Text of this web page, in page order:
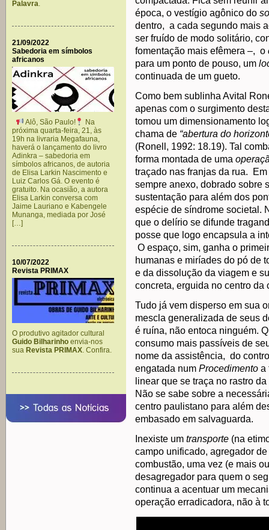
Palavra.
21/09/2022
Sabedoria em símbolos
africanos
Alô, São Paulo!
Na
próxima quarta-feira, 21, às
19h na livraria Megafauna,
haverá o lançamento do livro
Adinkra – sabedoria em
símbolos africanos, de autoria
de Elisa Larkin Nascimento e
Luiz Carlos Gá. O evento é
gratuito. Na ocasião, a autora
Elisa Larkin conversa com
Jaime Lauriano e Kabengele
Munanga, mediada por José
[…]
10/07/2022
Revista PRIMAX
O produtivo agitador cultural
Guido Bilharinho envia-nos
sua Revista PRIMAX. Confira.
época, o vestígio agônico do
dentro, a cada segundo mais
ser fruído de modo solitário,
fomentação mais efêmera –, o
para um ponto de pouso, um
continuada de um gueto.
Como bem sublinha Avital
apenas com o surgimento
tomou um dimensionamento
chama de “abertura do
(Ronell, 1992: 18.19). Tal
forma montada de uma
traçado nas franjas da rua.
sempre anexo, dobrado sobre
sustentação para além dos
espécie de síndrome societal.
que o delírio se difunde
posse que logo encapsula a
O espaço, sim, ganha o
humanas e miríades do pó de
e da dissolução da viagem e
concreta, erguida no centro
Tudo já vem disperso em sua
mescla generalizada de seus
é ruína, não entoca ninguém.
consumo mais passíveis de
nome da assistência, do
engatada num Procedimento a
linear que se traça no rastro
Não se sabe sobre a
centro paulistano para além
embasado em salvaguarda.
Inexiste um transporte (na
campo unificado, agregador
combustão, uma vez (e mais
desagregador para quem o
continua a acentuar um
operação erradicadora, não à